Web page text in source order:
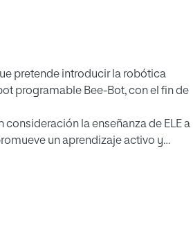
pretende introducir la robótica
programable Bee-Bot, con el fin de
la enseñanza de ELE a
un aprendizaje activo y
gamificada, que en base a la
las que se aplica dicho robot. Así, se